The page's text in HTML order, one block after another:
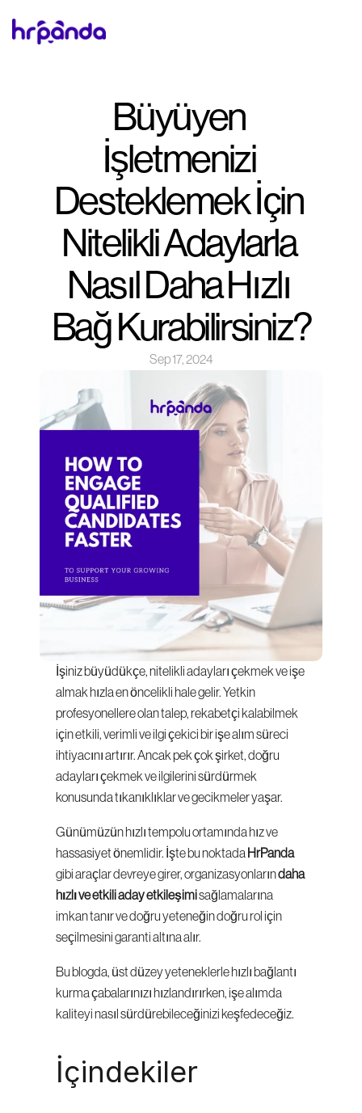
Büyüyen
İşletmenizi
Desteklemek İçin
Nitelikli Adaylarla
Nasıl Daha Hızlı
Bağ Kurabilirsiniz?
Sep 17, 2024
İşiniz büyüdükçe, nitelikli adayları çekmek ve işe
almak hızla en öncelikli hale gelir. Yetkin
profesyonellere olan talep, rekabetçi kalabilmek
için etkili, verimli ve ilgi çekici bir işe alım süreci
ihtiyacını artırır. Ancak pek çok şirket, doğru
adayları çekmek ve ilgilerini sürdürmek
konusunda tıkanıklıklar ve gecikmeler yaşar.
Günümüzün hızlı tempolu ortamında hız ve
hassasiyet önemlidir. İşte bu noktada HrPanda
gibi araçlar devreye girer, organizasyonların daha
hızlı ve etkili aday etkileşimi sağlamalarına
imkan tanır ve doğru yeteneğin doğru rol için
seçilmesini garanti altına alır.
Bu blogda, üst düzey yeteneklerle hızlı bağlantı
kurma çabalarınızı hızlandırırken, işe alımda
kaliteyi nasıl sürdürebileceğinizi keşfedeceğiz.
İçindekiler